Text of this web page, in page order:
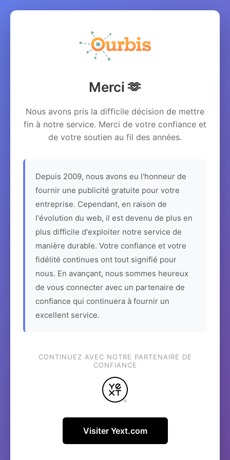
Merci 🫶
Nous avons pris la difficile décision de mettre
fin à notre service. Merci de votre confiance et
de votre soutien au fil des années.
Depuis 2009, nous avons eu l'honneur de
fournir une publicité gratuite pour votre
entreprise. Cependant, en raison de
l'évolution du web, il est devenu de plus en
plus difficile d'exploiter notre service de
manière durable. Votre confiance et votre
fidélité continues ont tout signifié pour
nous. En avançant, nous sommes heureux
de vous connecter avec un partenaire de
confiance qui continuera à fournir un
excellent service.
CONTINUEZ AVEC NOTRE PARTENAIRE DE
CONFIANCE
Visiter Yext.com